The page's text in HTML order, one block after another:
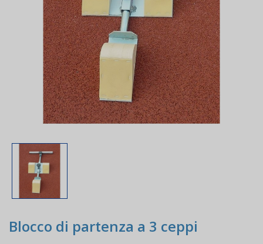
Blocco di partenza a 3 ceppi